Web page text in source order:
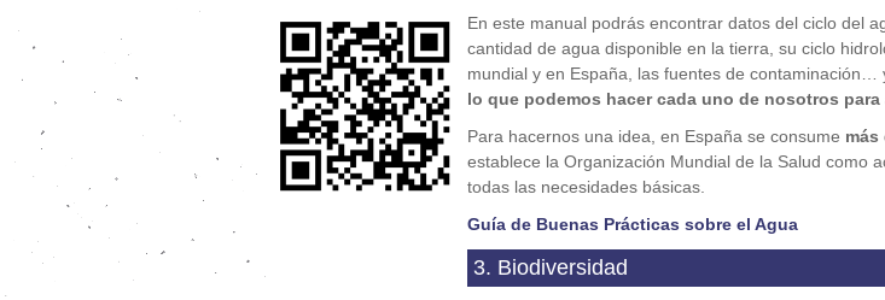
En este manual podrás encontrar datos del ciclo del
cantidad de agua disponible en la tierra, su ciclo
mundial y en España, las fuentes de contaminación…
lo que podemos hacer cada uno de nosotros para
Para hacernos una idea, en España se consume más
establece la Organización Mundial de la Salud como
todas las necesidades básicas.
Guía de Buenas Prácticas sobre el Agua
3. Biodiversidad